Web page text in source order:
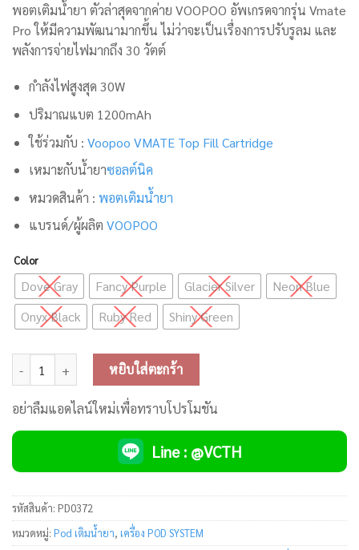
พอตเติมน้ำยา ตัวล่าสุดจากค่าย VOOPOO อัพเกรดจากรุ่น Vmate
Pro ให้มีความพัฒนามากขึ้น ไม่ว่าจะเป็นเรื่องการปรับรูลม และ
พลังการจ่ายไฟมากถึง 30 วัตต์
กำลังไฟสูงสุด 30W
ปริมาณแบต 1200mAh
ใช้ร่วมกับ : Voopoo VMATE Top Fill Cartridge
เหมาะกับน้ำยาซอลต์นิค
หมวดสินค้า : พอตเติมน้ำยา
แบรนด์/ผู้ผลิต VOOPOO
Color
Dove Gray Fancy Purple Glacier Silver
Neon Blue
Onyx Black
Ruby Red Shiny Green
จำนวน Voopoo Vmate Max Pod System ชิ้น
หยิบใส่ตะกร้า
อย่าลืมแอดไลน์ใหม่เพื่อทราบโปรโมชัน
Line : @VCTH
รหัสสินค้า: PD0372
หมวดหมู่: Pod เติมน้ำยา, เครื่อง POD SYSTEM